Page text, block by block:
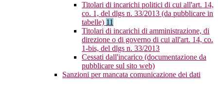
Titolari di incarichi politici di cui all'art. 14,
co. 1, del dlgs n. 33/2013 (da pubblicare in
tabelle) 11
Titolari di incarichi di amministrazione, di
direzione o di governo di cui all'art. 14, co.
1-bis, del dlgs n. 33/2013
Cessati dall'incarico (documentazione da
pubblicare sul sito web)
Sanzioni per mancata comunicazione dei dati